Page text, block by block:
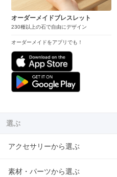
オーダーメイドブレスレット
230種以上の石で自由にデザイン
オーダーメイドをアプリでも！
選ぶ
アクセサリーから選ぶ
素材・パーツから選ぶ